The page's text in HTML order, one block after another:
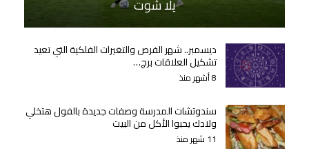
يلا شوت
ديسمبر.. شهر الفرص والتغيرات الفلكية التي تعيد
تشكيل العلاقات برج…
8 أشهر منذ
سندوتشات المدرسة وصفات جديدة بالفول هتخلي
ولادك يحبوا الأكل من البيت
11 شهر منذ